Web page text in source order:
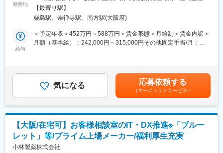
・各種ガイドラインや規約の理解
・社内外との調整業務
＜入社半年後の目安＞
■キャリアパス
学術領域の専門性を高めるだけでなく、薬事、PMS、市販後安全
管理（PV）、臨床開発などへのキャリア拡大も可能です。
■組織構成
薬事部（計4名）
・部長
製造前に処方の読み合わせー製造準備(原材料入出庫-設備洗浄-
書類作成)ー製造作業(設備起動-原料仕込み-反応・・・乾燥-試験依
頼)ー片付け(原材料入出庫-設備洗浄-書類作成)
○製造スケール
本社研究所は10～20 L (ガラス器具での小スケール製造)、柴島
事業所は左記に加えて50～1000 L（中スケール製造） ※より大
めます。
○業務例
1日目：「反応」反応釜へ原料(40 kg)と有機溶剤(200 L)を投
精製」貧溶媒添加や温度調整により晶析後、ろ過 5日目：「乾
燥」減圧乾燥
○品目と期間
1品目の製造期間は約1～3か月程度、製造工程は3～10工程で
勤務地
煙＜勤務地詳細2＞本社（2020/6移転）住所：大阪府 大阪市住之
江区南港北一丁目19番40号勤務地最寄駅：Osaka Metro中央線／
の定める事業所
【最寄り駅】
柴島駅、崇禅寺駅、南方駅(大阪府)
給与
＜予定年収＞452万円～588万円＜賃金形態＞月給制＜賃金内訳＞
月額（基本給）：242,000円～315,000円その他固定手当/月：
回 ※昨年度実績 年5.0ヶ月/年■年収例：あくまでも一例で
す。 年収500万円／30歳賃金はあくまでも目安の金額であり、
選考を通じて上下する可能性があります。月給(月額)は固定手当を
含めた表記です。
気になる 応募依頼する
（エージェントサービス）
【大阪/在宅可】お客様相談室のIT・DX推進※「ブルー
レット」等/プライム上場メーカー/福利厚生充実
小林製薬株式会社